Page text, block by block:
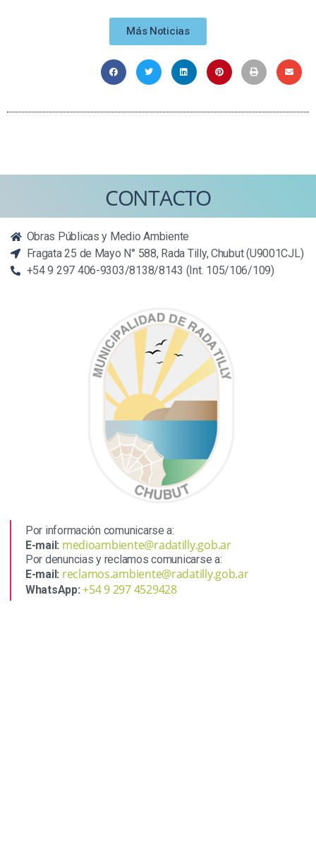
Más Noticias
CONTACTO
Obras Públicas y Medio Ambiente
Fragata 25 de Mayo N° 588, Rada Tilly, Chubut (U9001CJL)
+54 9 297 406-9303/8138/8143 (Int. 105/106/109)
Por información comunicarse a:
E-mail: medioambiente@radatilly.gob.ar
Por denuncias y reclamos comunicarse a:
E-mail: reclamos.ambiente@radatilly.gob.ar
WhatsApp: +54 9 297 4529428